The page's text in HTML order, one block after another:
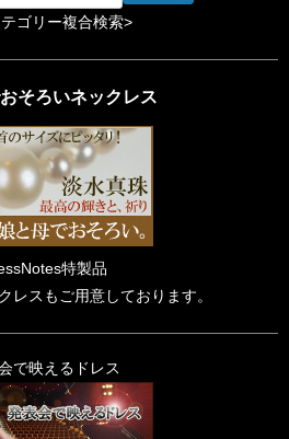
ゴリー複合検索>
そろいネックレス
特製品
レスもご用意しております。
で映えるドレス